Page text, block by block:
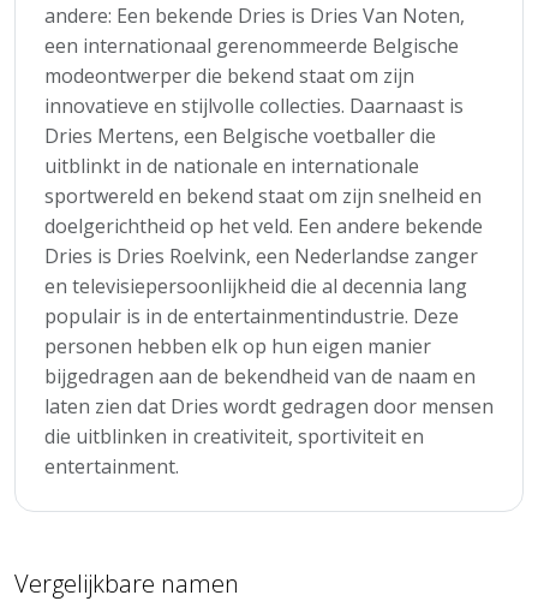
andere: Een bekende Dries is Dries Van Noten,
een internationaal gerenommeerde Belgische
modeontwerper die bekend staat om zijn
innovatieve en stijlvolle collecties. Daarnaast is
Dries Mertens, een Belgische voetballer die
uitblinkt in de nationale en internationale
sportwereld en bekend staat om zijn snelheid en
doelgerichtheid op het veld. Een andere bekende
Dries is Dries Roelvink, een Nederlandse zanger
en televisiepersoonlijkheid die al decennia lang
populair is in de entertainmentindustrie. Deze
personen hebben elk op hun eigen manier
bijgedragen aan de bekendheid van de naam en
laten zien dat Dries wordt gedragen door mensen
die uitblinken in creativiteit, sportiviteit en
entertainment.
Vergelijkbare namen